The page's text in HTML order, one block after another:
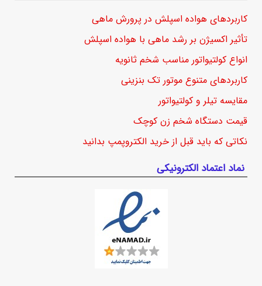
کاربردهای هواده اسپلش در پرورش ماهی
تأثیر اکسیژن بر رشد ماهی با هواده اسپلش
انواع کولتیواتور مناسب شخم ثانویه
کاربردهای متنوع موتور تک بنزینی
مقایسه تیلر و کولتیواتور
قیمت دستگاه شخم زن کوچک
نکاتی که باید قبل از خرید الکتروپمپ بدانید
نماد اعتماد الکترونیکی